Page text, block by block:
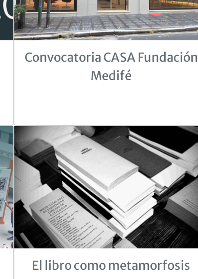
Convocatoria CASA Fundación
Medifé
El libro como metamorfosis